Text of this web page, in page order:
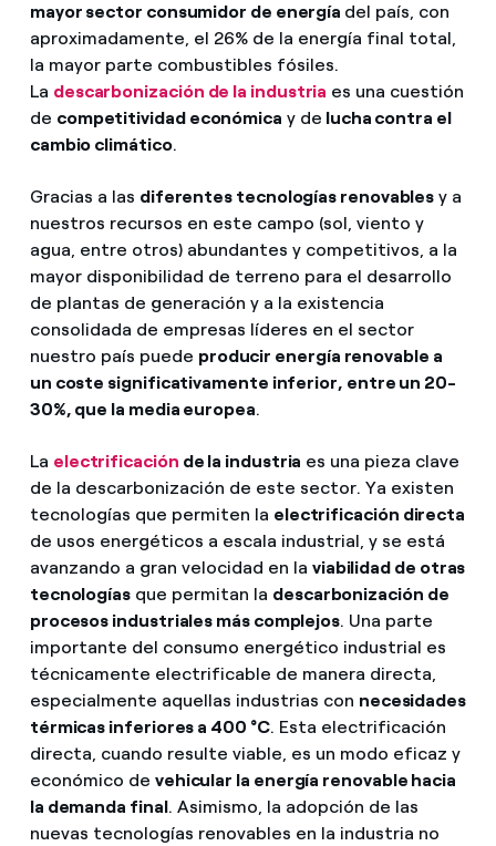
mayor sector consumidor de energía del país, con
aproximadamente, el 26% de la energía final total,
la mayor parte combustibles fósiles.
La descarbonización de la industria es una cuestión
de competitividad económica y de lucha contra el
cambio climático.
Gracias a las diferentes tecnologías renovables y a
nuestros recursos en este campo (sol, viento y
agua, entre otros) abundantes y competitivos, a la
mayor disponibilidad de terreno para el desarrollo
de plantas de generación y a la existencia
consolidada de empresas líderes en el sector
nuestro país puede producir energía renovable a
un coste significativamente inferior, entre un 20-
30%, que la media europea.
La electrificación de la industria es una pieza clave
de la descarbonización de este sector. Ya existen
tecnologías que permiten la electrificación directa
de usos energéticos a escala industrial, y se está
avanzando a gran velocidad en la viabilidad de otras
tecnologías que permitan la descarbonización de
procesos industriales más complejos. Una parte
importante del consumo energético industrial es
técnicamente electrificable de manera directa,
especialmente aquellas industrias con necesidades
térmicas inferiores a 400 °C. Esta electrificación
directa, cuando resulte viable, es un modo eficaz y
económico de vehicular la energía renovable hacia
la demanda final. Asimismo, la adopción de las
nuevas tecnologías renovables en la industria no